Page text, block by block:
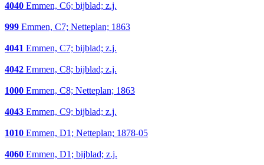
4040 Emmen, C6; bijblad; z.j.
999 Emmen, C7; Netteplan; 1863
4041 Emmen, C7; bijblad; z.j.
4042 Emmen, C8; bijblad; z.j.
1000 Emmen, C8; Netteplan; 1863
4043 Emmen, C9; bijblad; z.j.
1010 Emmen, D1; Netteplan; 1878-05
4060 Emmen, D1; bijblad; z.j.